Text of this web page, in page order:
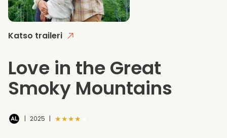
Katso traileri
Love in the Great
Smoky Mountains
| 2025 | ★★★★★